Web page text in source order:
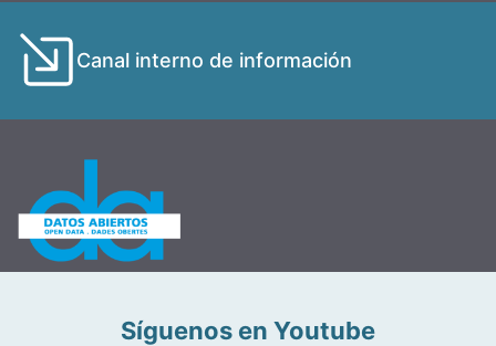
Canal interno de información
Síguenos en Youtube